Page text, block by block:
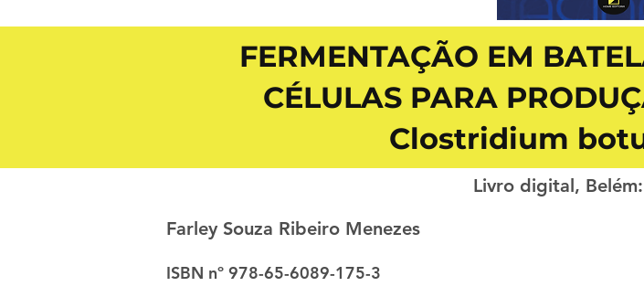
FERMENTAÇÃO EM
CÉLULAS PARA
Clostridium
Livro digital,
Farley Souza Ribeiro Menezes
ISBN nº 978-65-6089-175-3